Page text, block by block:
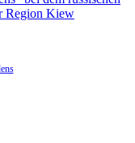
Region Kiew